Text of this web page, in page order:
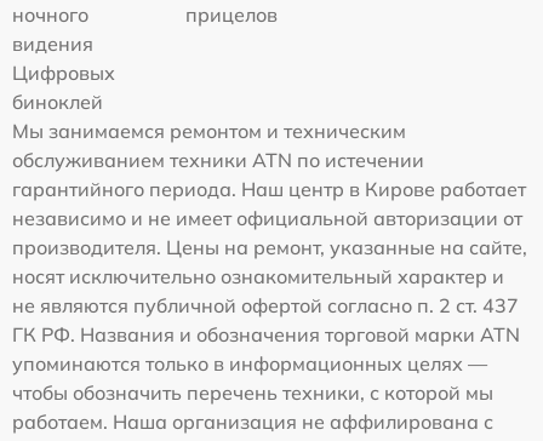
ночного
видения
прицелов
Цифровых
биноклей
Мы занимаемся ремонтом и техническим
обслуживанием техники ATN по истечении
гарантийного периода. Наш центр в Кирове работает
независимо и не имеет официальной авторизации от
производителя. Цены на ремонт, указанные на сайте,
носят исключительно ознакомительный характер и
не являются публичной офертой согласно п. 2 ст. 437
ГК РФ. Названия и обозначения торговой марки ATN
упоминаются только в информационных целях —
чтобы обозначить перечень техники, с которой мы
работаем. Наша организация не аффилирована с